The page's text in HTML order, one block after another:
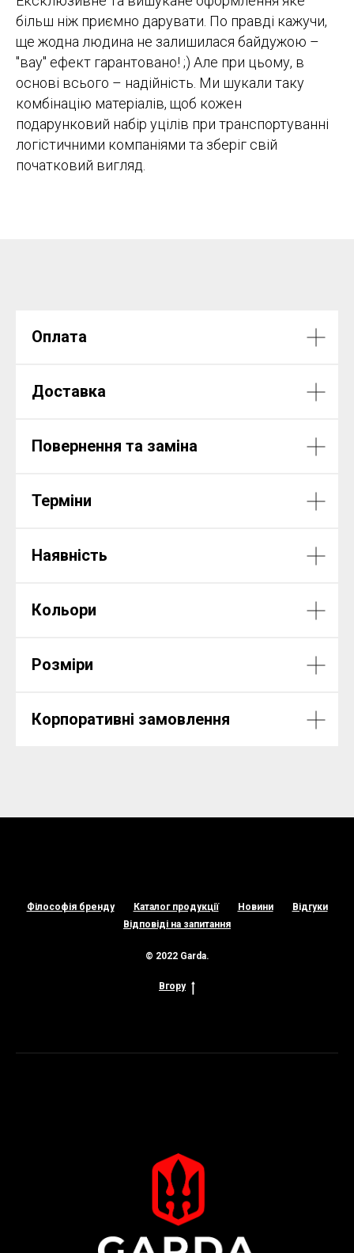
більш ніж приємно дарувати. По правді кажучи,
ще жодна людина не залишилася байдужою –
"вау" ефект гарантовано! ;) Але при цьому, в
основі всього – надійність. Ми шукали таку
комбінацію матеріалів, щоб кожен
подарунковий набір уцілів при транспортуванні
логістичними компаніями та зберіг свій
початковий вигляд.
Оплата
Доставка
Повернення та заміна
Терміни
Наявність
Кольори
Розміри
Корпоративні замовлення
Філософія бренду Каталог продукції Новини
Відгуки
Відповіді на запитання
© 2022 Garda.
Вгору